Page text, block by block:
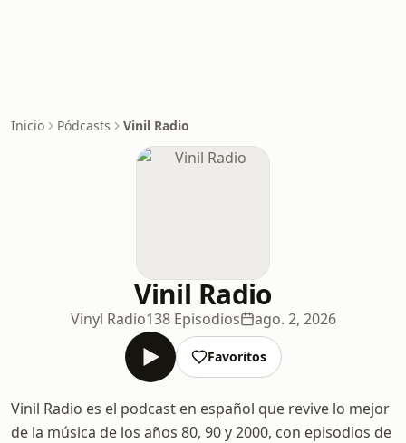
Inicio Pódcasts Vinil Radio
Vinil Radio
Vinyl Radio138 Episodios ago. 2, 2026
Favoritos
Vinil Radio es el podcast en español que revive lo mejor
de la música de los años 80, 90 y 2000, con episodios de